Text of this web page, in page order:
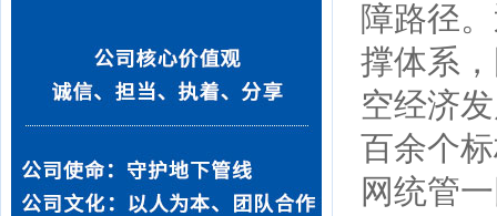
障路径
撑体系
空经济
百余个
网统管